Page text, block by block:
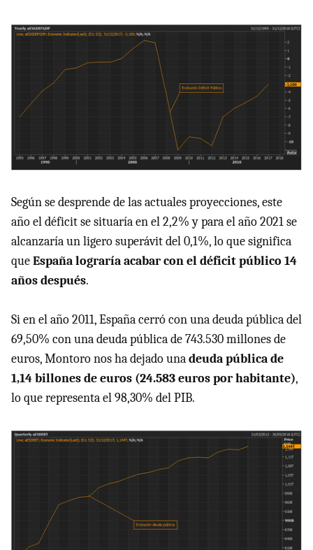
Según se desprende de las actuales proyecciones, este
año el déficit se situaría en el 2,2% y para el año 2021 se
alcanzaría un ligero superávit del 0,1%, lo que significa
queEspaña lograría acabar con el déficit público 14
años después.
Si en el año 2011, España cerró con una deuda pública del
69,50% con una deuda pública de 743.530 millones de
euros, Montoro nos ha dejado unadeuda pública de
1,14 billones de euros (24.583 euros por habitante),
lo que representa el 98,30% del PIB.